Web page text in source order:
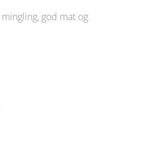
god mat og